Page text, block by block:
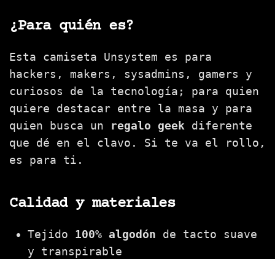
¿Para quién es?
Esta camiseta Unsystem es para
hackers, makers, sysadmins, gamers y
curiosos de la tecnología; para quien
quiere destacar entre la masa y para
quien busca un regalo geek diferente
que dé en el clavo. Si te va el rollo,
es para ti.
Calidad y materiales
Tejido 100% algodón de tacto suave
y transpirable